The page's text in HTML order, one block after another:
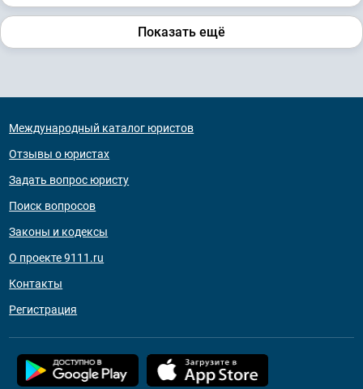
Показать ещё
Международный каталог юристов
Отзывы о юристах
Задать вопрос юристу
Поиск вопросов
Законы и кодексы
О проекте 9111.ru
Контакты
Регистрация